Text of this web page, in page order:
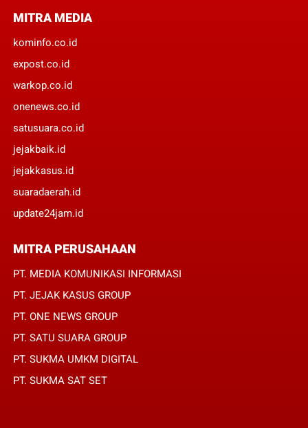
MITRA MEDIA
kominfo.co.id
expost.co.id
warkop.co.id
onenews.co.id
satusuara.co.id
jejakbaik.id
jejakkasus.id
suaradaerah.id
update24jam.id
MITRA PERUSAHAAN
PT. MEDIA KOMUNIKASI INFORMASI
PT. JEJAK KASUS GROUP
PT. ONE NEWS GROUP
PT. SATU SUARA GROUP
PT. SUKMA UMKM DIGITAL
PT. SUKMA SAT SET